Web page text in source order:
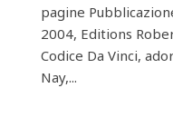
pagine
2004, Editions
Codice Da Vinci,
Nay,...